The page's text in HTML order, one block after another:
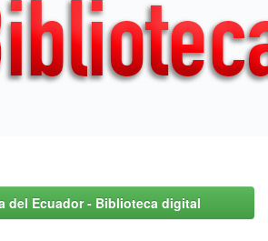
del Ecuador - Biblioteca digital